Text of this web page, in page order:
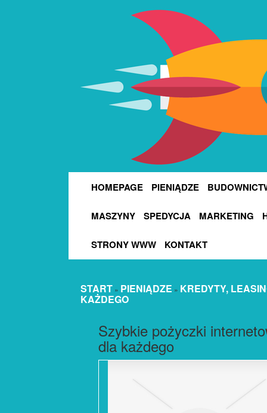
HOMEPAGE PIENIĄDZE
MASZYNY SPEDYCJA MARKETING
STRONY WWW KONTAKT
START » PIENIĄDZE » KREDYTY,
KAŻDEGO
Szybkie pożyczki
dla każdego